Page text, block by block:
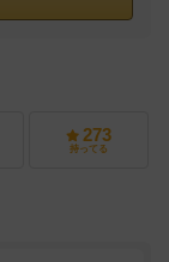
273
持ってる